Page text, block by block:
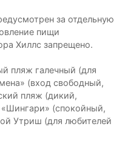
за отдельную
пищи
Хиллс запрещено.
пляж галечный (для
(вход свободный,
пляж (дикий,
(спокойный,
Утриш (для любителей